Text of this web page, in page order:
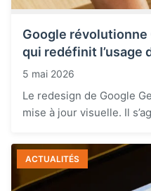
Google
qui redéfinit l’usage
5 mai 2026
Le redesign de Google
mise à jour visuelle. Il
ACTUALITÉS